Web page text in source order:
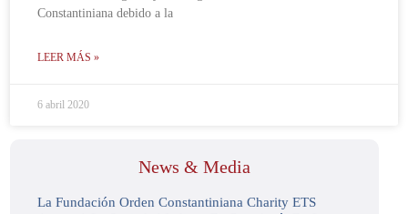
Constantiniana debido a la
LEER MÁS »
6 abril 2020
News & Media
La Fundación Orden Constantiniana Charity ETS